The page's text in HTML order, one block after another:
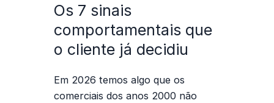
Os 7 sinais
comportamentais que
o cliente já decidiu
Em 2026 temos algo que os
comerciais dos anos 2000 não